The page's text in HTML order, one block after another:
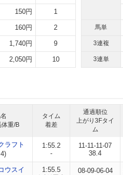
150円 1
160円 2
1,740円 9
2,050円 10
馬単
3連複
3連単
重/B
タイム
着差
通過順位
上がり3Fタイ
ム
ラフト
1:55.2
-
11-11-11-07
38.4
ウスイ
1:55.5
08-09-06-04